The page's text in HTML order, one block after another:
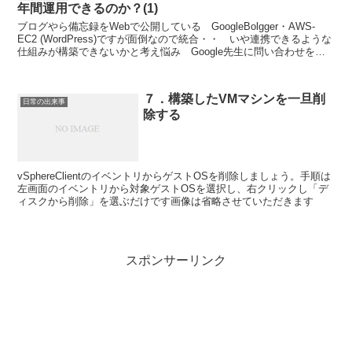
年間運用できるのか？(1)
ブログやら備忘録をWebで公開している GoogleBolgger・AWS-
EC2 (WordPress)ですが面倒なので統合・・ いや連携できるような
仕組みが構築できないかと考え悩み Google先生に問い合わせをし
日常の出来事
７．構築したVMマシンを一旦削
除する
vSphereClientのイベントリからゲストOSを削除しましょう。手順は
左画面のイベントリから対象ゲストOSを選択し、右クリックし「デ
ィスクから削除」を選ぶだけです画像は省略させていただきます
スポンサーリンク